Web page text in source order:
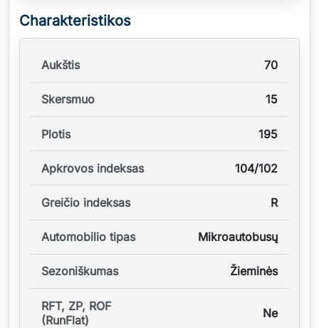
Charakteristikos
Aukštis 70
Skersmuo 15
Plotis 195
Apkrovos indeksas 104/102
Greičio indeksas R
Automobilio tipas Mikroautobusų
Sezoniškumas Žieminės
RFT, ZP, ROF
(RunFlat)
Ne